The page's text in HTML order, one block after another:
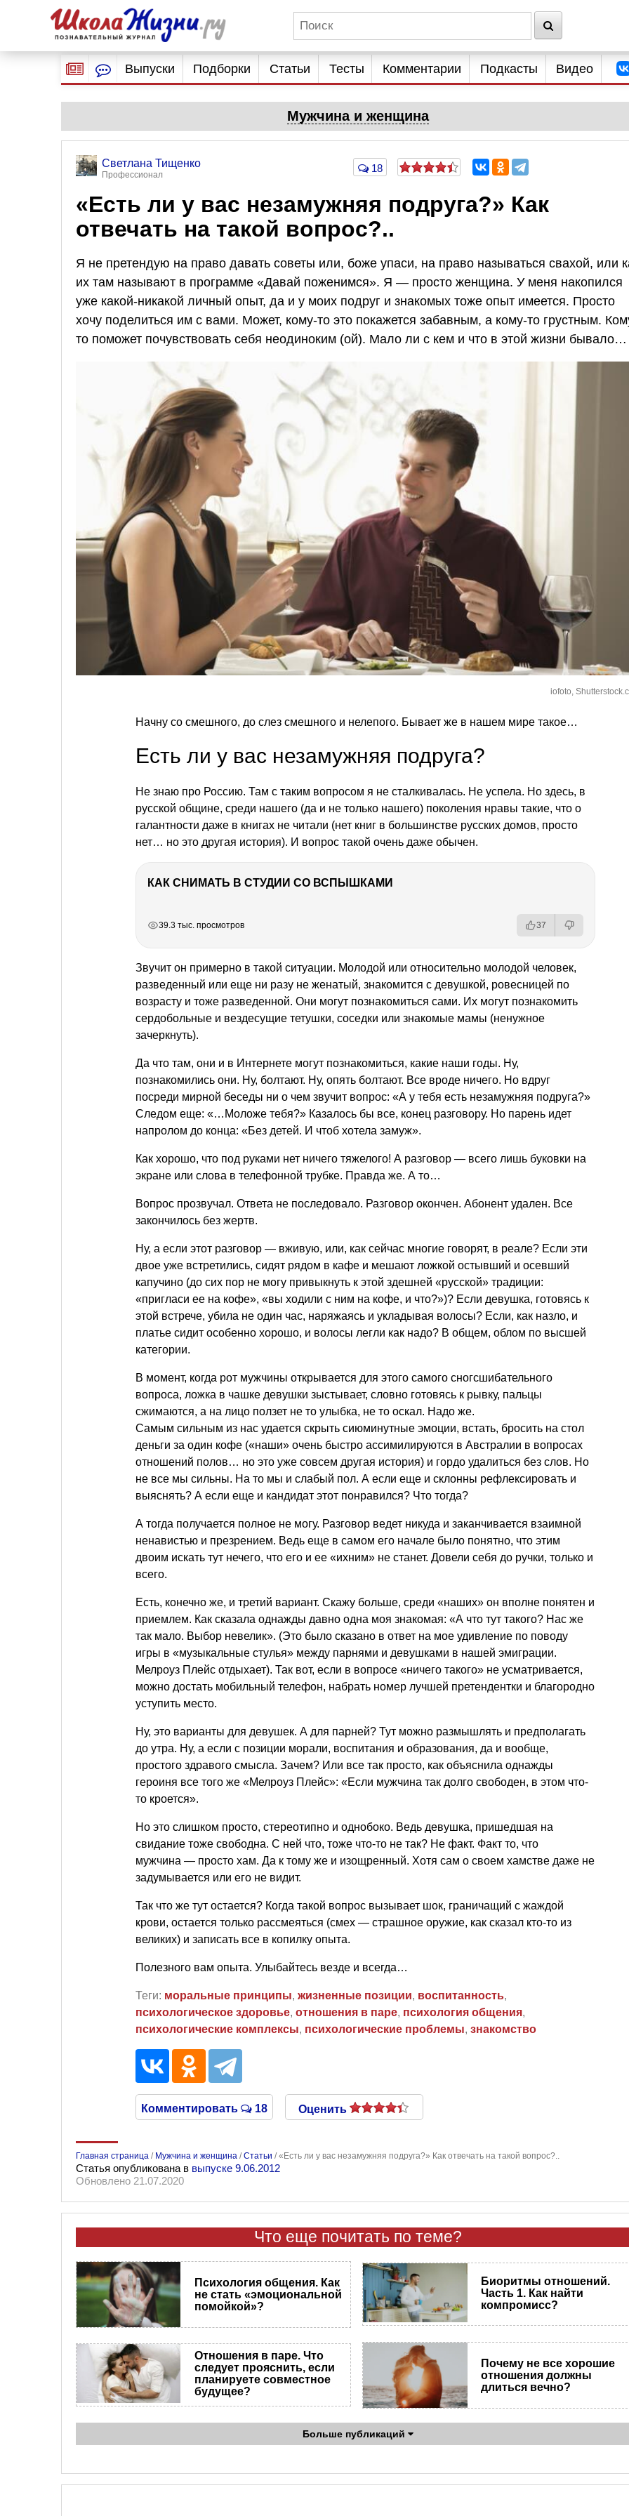
Выпуски Подборки Статьи Тесты Комментарии Подкасты Видео
Мужчина и женщина
Светлана Тищенко
Профессионал
18
«Есть ли у вас незамужняя подруга?» Как
отвечать на такой вопрос?..
Я не претендую на право давать советы или, боже упаси, на право называться свахой, или
их там называют в программе «Давай поженимся». Я — просто женщина. У меня накопился
уже какой-никакой личный опыт, да и у моих подруг и знакомых тоже опыт имеется. Просто
хочу поделиться им с вами. Может, кому-то это покажется забавным, а кому-то грустным.
то поможет почувствовать себя неодиноким (ой). Мало ли с кем и что в этой жизни бывало…
iofoto,
Начну со смешного, до слез смешного и нелепого. Бывает же в нашем мире такое…
Есть ли у вас незамужняя подруга?
Не знаю про Россию. Там с таким вопросом я не сталкивалась. Не успела. Но здесь, в
русской общине, среди нашего (да и не только нашего) поколения нравы такие, что о
галантности даже в книгах не читали (нет книг в большинстве русских домов, просто
нет… но это другая история). И вопрос такой очень даже обычен.
КАК СНИМАТЬ В СТУДИИ СО ВСПЫШКАМИ
39.3 тыс. просмотров 37
Звучит он примерно в такой ситуации. Молодой или относительно молодой человек,
разведенный или еще ни разу не женатый, знакомится с девушкой, ровесницей по
возрасту и тоже разведенной. Они могут познакомиться сами. Их могут познакомить
сердобольные и вездесущие тетушки, соседки или знакомые мамы (ненужное
зачеркнуть).
Да что там, они и в Интернете могут познакомиться, какие наши годы. Ну,
познакомились они. Ну, болтают. Ну, опять болтают. Все вроде ничего. Но вдруг
посреди мирной беседы ни о чем звучит вопрос: «А у тебя есть незамужняя подруга?»
Следом еще: «…Моложе тебя?» Казалось бы все, конец разговору. Но парень идет
напролом до конца: «Без детей. И чтоб хотела замуж».
Как хорошо, что под руками нет ничего тяжелого! А разговор — всего лишь буковки на
экране или слова в телефонной трубке. Правда же. А то…
Вопрос прозвучал. Ответа не последовало. Разговор окончен. Абонент удален. Все
закончилось без жертв.
Ну, а если этот разговор — вживую, или, как сейчас многие говорят, в реале? Если эти
двое уже встретились, сидят рядом в кафе и мешают ложкой остывший и осевший
капучино (до сих пор не могу привыкнуть к этой здешней «русской» традиции:
«пригласи ее на кофе», «вы ходили с ним на кофе, и что?»)? Если девушка, готовясь к
этой встрече, убила не один час, наряжаясь и укладывая волосы? Если, как назло, и
платье сидит особенно хорошо, и волосы легли как надо? В общем, облом по высшей
категории.
В момент, когда рот мужчины открывается для этого самого сногсшибательного
вопроса, ложка в чашке девушки зыстывает, словно готовясь к рывку, пальцы
сжимаются, а на лицо ползет не то улыбка, не то оскал. Надо же.
Самым сильным из нас удается скрыть сиюминутные эмоции, встать, бросить на стол
деньги за один кофе («наши» очень быстро ассимилируются в Австралии в вопросах
отношений полов… но это уже совсем другая история) и гордо удалиться без слов. Но
не все мы сильны. На то мы и слабый пол. А если еще и склонны рефлексировать и
выяснять? А если еще и кандидат этот понравился? Что тогда?
А тогда получается полное не могу. Разговор ведет никуда и заканчивается взаимной
ненавистью и презрением. Ведь еще в самом его начале было понятно, что этим
двоим искать тут нечего, что его и ее «ихним» не станет. Довели себя до ручки, только и
всего.
Есть, конечно же, и третий вариант. Скажу больше, среди «наших» он вполне понятен и
приемлем. Как сказала однажды давно одна моя знакомая: «А что тут такого? Нас же
так мало. Выбор невелик». (Это было сказано в ответ на мое удивление по поводу
игры в «музыкальные стулья» между парнями и девушками в нашей эмиграции.
Мелроуз Плейс отдыхает). Так вот, если в вопросе «ничего такого» не усматривается,
можно достать мобильный телефон, набрать номер лучшей претендентки и благородно
уступить место.
Ну, это варианты для девушек. А для парней? Тут можно размышлять и предполагать
до утра. Ну, а если с позиции морали, воспитания и образования, да и вообще,
простого здравого смысла. Зачем? Или все так просто, как объяснила однажды
героиня все того же «Мелроуз Плейс»: «Если мужчина так долго свободен, в этом что-
то кроется».
Но это слишком просто, стереотипно и однобоко. Ведь девушка, пришедшая на
свидание тоже свободна. С ней что, тоже что-то не так? Не факт. Факт то, что
мужчина — просто хам. Да к тому же и изощренный. Хотя сам о своем хамстве даже не
задумывается или его не видит.
Так что же тут остается? Когда такой вопрос вызывает шок, граничащий с жаждой
крови, остается только рассмеяться (смех — страшное оружие, как сказал кто-то из
великих) и записать все в копилку опыта.
Полезного вам опыта. Улыбайтесь везде и всегда…
Теги: моральные принципы, жизненные позиции, воспитанность,
психологическое здоровье, отношения в паре, психология общения,
психологические комплексы, психологические проблемы, знакомство
Комментировать 18 Оценить
Главная страница / Мужчина и женщина /Статьи /«Есть ли у вас незамужняя подруга?» Как отвечать на такой вопрос?..
Статья опубликована в выпуске 9.06.2012
Обновлено 21.07.2020
Что еще почитать по теме?
Психология общения. Как
не стать «эмоциональной
помойкой»?
Биоритмы отношений.
Часть 1. Как найти
компромисс?
Отношения в паре. Что
следует прояснить, если
планируете совместное
будущее?
Почему не все хорошие
отношения должны
длиться вечно?
Больше публикаций